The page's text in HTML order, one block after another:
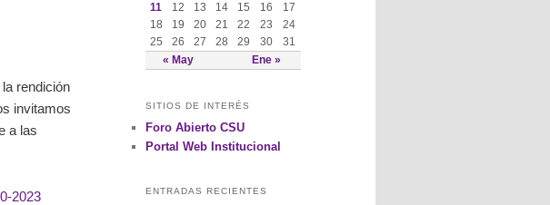
rendición
invitamos
a las
2023
« May Ene »
11
12 13 14 15 16
17
18
19 20 21 22 23
24
25
26 27 28 29 30 31
SITIOS DE INTERÉS
Foro Abierto CSU
Portal Web Institucional
ENTRADAS RECIENTES